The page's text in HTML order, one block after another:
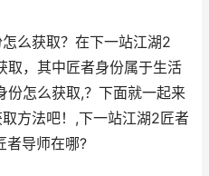
么获取？在下一站江湖2
取，其中匠者身份属于生活
份怎么获取,？下面就一起来
方法吧！,下一站江湖2匠者
者导师在哪?